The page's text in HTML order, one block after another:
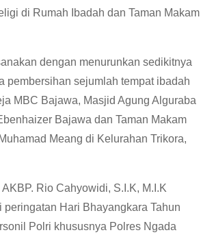
di Rumah Ibadah dan Taman Makam
dengan menurunkan sedikitnya
pembersihan sejumlah tempat ibadah
MBC Bajawa, Masjid Agung Alguraba
Bajawa dan Taman Makam
Meang di Kelurahan Trikora,
Rio Cahyowidi, S.I.K, M.I.K
peringatan Hari Bhayangkara Tahun
Polri khususnya Polres Ngada